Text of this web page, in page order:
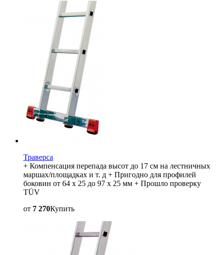
Траверса
+ Компенсация перепада высот до 17 см на лестничных
маршах/площадках и т. д + Пригодно для профилей
боковин от 64 x 25 до 97 x 25 мм + Прошло проверку
TÜV
от 7 270Купить